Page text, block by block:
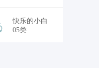
快乐的小白
05类